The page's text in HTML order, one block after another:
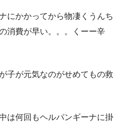
にかかってから物凄くうんち
消費が早い。。。くーー辛
子が元気なのがせめてもの救
は何回もヘルパンギーナに掛